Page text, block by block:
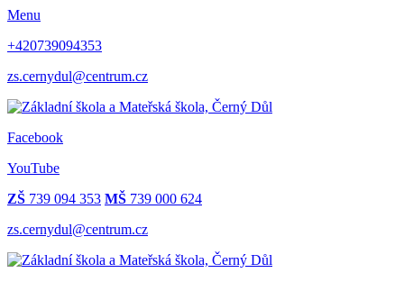
Menu
+420739094353
zs.cernydul@centrum.cz
Facebook
YouTube
ZŠ 739 094 353 MŠ 739 000 624
zs.cernydul@centrum.cz